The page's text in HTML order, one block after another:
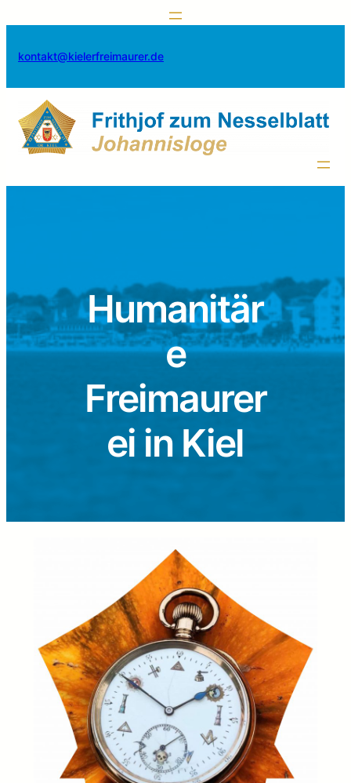
kontakt@kielerfreimaurer.de
Humanitär
e
Freimaurer
ei in Kiel